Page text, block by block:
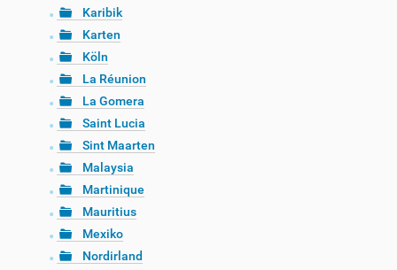
Karibik
Karten
Köln
La Réunion
La Gomera
Saint Lucia
Sint Maarten
Malaysia
Martinique
Mauritius
Mexiko
Nordirland